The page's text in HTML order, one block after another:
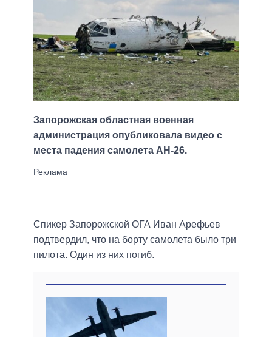
Запорожская областная военная
администрация опубликовала видео с
места падения самолета АН-26.
Спикер Запорожской ОГА Иван Арефьев
подтвердил, что на борту самолета было три
пилота. Один из них погиб.